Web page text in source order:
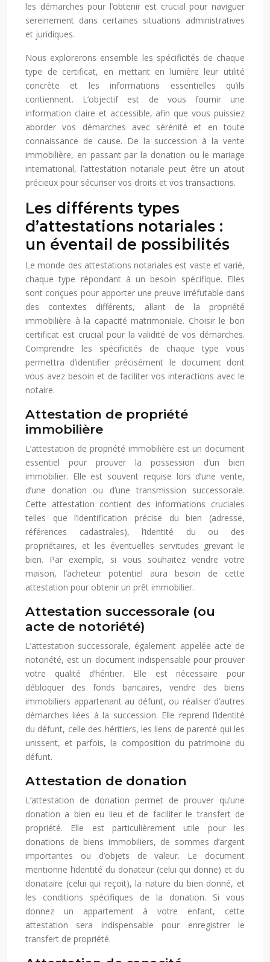
les démarches pour l’obtenir est crucial pour naviguer
sereinement dans certaines situations administratives
et juridiques.
Nous explorerons ensemble les spécificités de chaque
type de certificat, en mettant en lumière leur utilité
concrète et les informations essentielles qu’ils
contiennent. L’objectif est de vous fournir une
information claire et accessible, afin que vous puissiez
aborder vos démarches avec sérénité et en toute
connaissance de cause. De la succession à la vente
immobilière, en passant par la donation ou le mariage
international, l’attestation notariale peut être un atout
précieux pour sécuriser vos droits et vos transactions.
Les différents types
d’attestations notariales :
un éventail de possibilités
Le monde des attestations notariales est vaste et varié,
chaque type répondant à un besoin spécifique. Elles
sont conçues pour apporter une preuve irréfutable dans
des contextes différents, allant de la propriété
immobilière à la capacité matrimoniale. Choisir le bon
certificat est crucial pour la validité de vos démarches.
Comprendre les spécificités de chaque type vous
permettra d’identifier précisément le document dont
vous avez besoin et de faciliter vos interactions avec le
notaire.
Attestation de propriété
immobilière
L’attestation de propriété immobilière est un document
essentiel pour prouver la possession d’un bien
immobilier. Elle est souvent requise lors d’une vente,
d’une donation ou d’une transmission successorale.
Cette attestation contient des informations cruciales
telles que l’identification précise du bien (adresse,
références cadastrales), l’identité du ou des
propriétaires, et les éventuelles servitudes grevant le
bien. Par exemple, si vous souhaitez vendre votre
maison, l’acheteur potentiel aura besoin de cette
attestation pour obtenir un prêt immobilier.
Attestation successorale (ou
acte de notoriété)
L’attestation successorale, également appelée acte de
notoriété, est un document indispensable pour prouver
votre qualité d’héritier. Elle est nécessaire pour
débloquer des fonds bancaires, vendre des biens
immobiliers appartenant au défunt, ou réaliser d’autres
démarches liées à la succession. Elle reprend l’identité
du défunt, celle des héritiers, les liens de parenté qui les
unissent, et parfois, la composition du patrimoine du
défunt.
Attestation de donation
L’attestation de donation permet de prouver qu’une
donation a bien eu lieu et de faciliter le transfert de
propriété. Elle est particulièrement utile pour les
donations de biens immobiliers, de sommes d’argent
importantes ou d’objets de valeur. Le document
mentionne l’identité du donateur (celui qui donne) et du
donataire (celui qui reçoit), la nature du bien donné, et
les conditions spécifiques de la donation. Si vous
donnez un appartement à votre enfant, cette
attestation sera indispensable pour enregistrer le
transfert de propriété.